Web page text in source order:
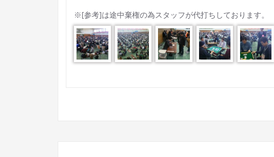
※[参考]は途中棄権の為スタッフが代打ちしております。